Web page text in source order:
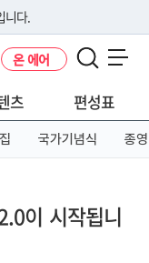
니다.
하고 있다면 아래 URL에
온 에어
츠 편성표
국가기념식 종영
이 시작됩니